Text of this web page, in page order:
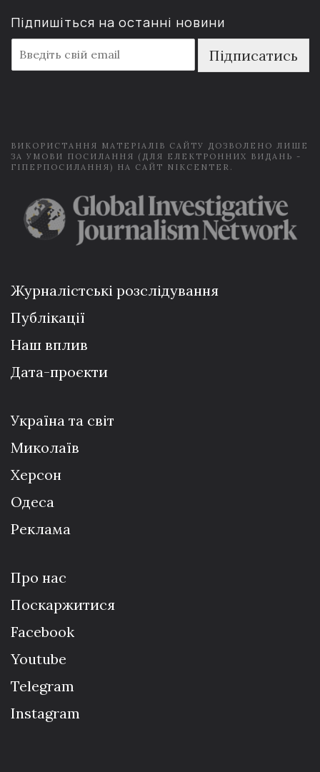
Підпишіться на останні новини
m
a
Підписатись
ВИКОРИСТАННЯ МАТЕРІАЛІВ САЙТУ ДОЗВОЛЕНО ЛИШЕ
ЗА УМОВИ ПОСИЛАННЯ (ДЛЯ ЕЛЕКТРОННИХ ВИДАНЬ -
ГІПЕРПОСИЛАННЯ) НА САЙТ NIKCENTER.
Журналістські розслідування
Публікації
Наш вплив
Дата-проєкти
Україна та світ
Миколаїв
Херсон
Одеса
Реклама
Про нас
Поскаржитися
Facebook
Youtube
Telegram
Instagram